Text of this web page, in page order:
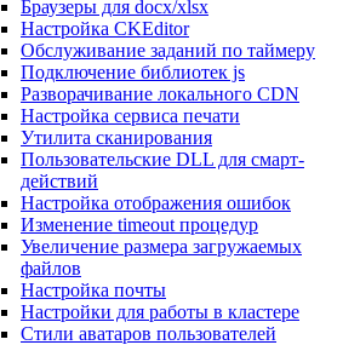
Браузеры для docx/xlsx
Настройка CKEditor
Обслуживание заданий по таймеру
Подключение библиотек js
Разворачивание локального CDN
Настройка сервиса печати
Утилита сканирования
Пользовательские DLL для смарт-
действий
Настройка отображения ошибок
Изменение timeout процедур
Увеличение размера загружаемых
файлов
Настройка почты
Настройки для работы в кластере
Стили аватаров пользователей